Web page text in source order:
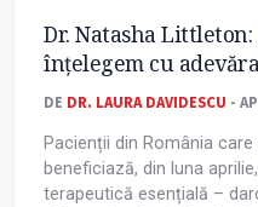
Dr. Natasha
înțelegem cu
DE DR. LAURA DAVIDESCU -
Pacienții din România
beneficiază, din luna
terapeutică esențială –